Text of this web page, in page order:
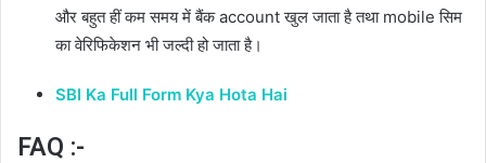
और बहुत हीं कम समय में बैंक account खुल जाता है तथा mobile सिम
का वेरिफिकेशन भी जल्दी हो जाता है।
SBI Ka Full Form Kya Hota Hai
FAQ :-